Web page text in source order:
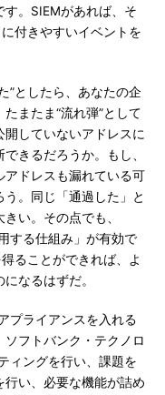
。SIEMがあれば、そ
付きやすいイベントを
”としたら、あなたの企
またま“流れ弾”として
していないアドレスに
きるだろうか。もし、
ドレスも漏れている可
。同じ「通過した」と
い。その点でも、
する仕組み」が有効で
ることができれば、よ
なるはずだ。
プライアンスを入れる
フトバンク・テクノロ
ィングを行い、課題を
い、必要な機能が詰め